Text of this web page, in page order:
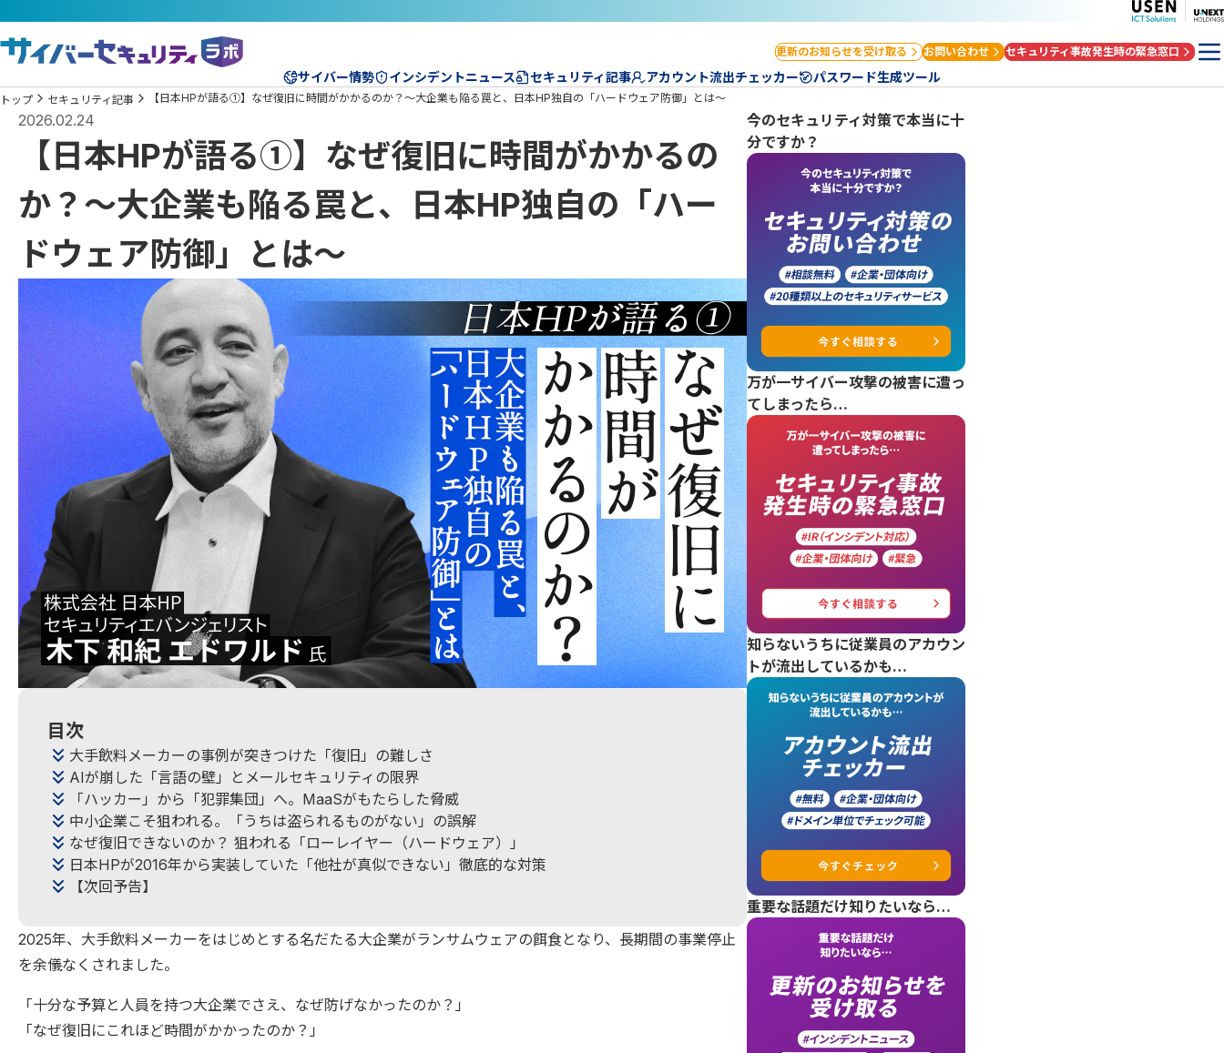
更新のお知らせを受け取る お問い合わせ セキュリティ事故発生時の緊急窓口
サイバー情勢 インシデントニュース セキュリティ記事 アカウント流出チェッカー パスワード生成ツール
トップ セキュリティ記事 【日本HPが語る①】なぜ復旧に時間がかかるのか？～大企業も陥る罠と、日本HP独自の「ハードウェア防御」とは～
2026.02.24
【日本HPが語る①】なぜ復旧に時間がかかるの
か？～大企業も陥る罠と、日本HP独自の「ハー
ドウェア防御」とは～
目次
大手飲料メーカーの事例が突きつけた「復旧」の難しさ
AIが崩した「言語の壁」とメールセキュリティの限界
「ハッカー」から「犯罪集団」へ。MaaSがもたらした脅威
中小企業こそ狙われる。「うちは盗られるものがない」の誤解
なぜ復旧できないのか？ 狙われる「ローレイヤー（ハードウェア）」
日本HPが2016年から実装していた「他社が真似できない」徹底的な対策
【次回予告】
2025年、大手飲料メーカーをはじめとする名だたる大企業がランサムウェアの餌食となり、長期間の事業停止
を余儀なくされました。
「十分な予算と人員を持つ大企業でさえ、なぜ防げなかったのか？」
「なぜ復旧にこれほど時間がかかったのか？」
今のセキュリティ対策で本当に十
分ですか？
万が一サイバー攻撃の被害に遭っ
てしまったら…
知らないうちに従業員のアカウン
トが流出しているかも…
重要な話題だけ知りたいなら…